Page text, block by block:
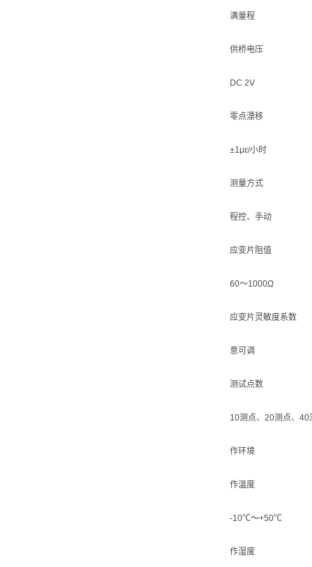
满量程
供桥电压
DC 2V
零点漂移
±1με/小时
测量方式
程控、手动
应变片阻值
60～1000Ω
应变片灵敏度系数
意可调
测试点数
10测点、20测点、
作环境
作温度
-10℃～+50℃
作湿度